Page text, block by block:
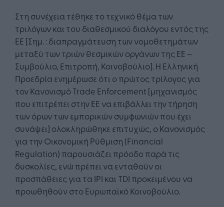
Στη συνέχεια τέθηκε το τεχνικό θέμα των
τριλόγων και του διαθεσμικού διαλόγου εντός της
ΕΕ [Σημ. : διαπραγμάτευση των νομοθετημάτων
μεταξύ των τριών θεσμικών οργάνων της ΕΕ –
Συμβούλιο, Επιτροπή, Κοινοβούλιο]. Η Ελληνική
Προεδρία ενημέρωσε ότι ο πρώτος τρίλογος για
τον Κανονισμό Trade Enforcement [μηχανισμός
που επιτρέπει στην ΕΕ να επιβάλλει την τήρηση
των όρων των εμπορικών συμφωνιών που έχει
συνάψει] ολοκληρώθηκε επιτυχώς, ο Κανονισμός
για την Οικονομική Ρύθμιση (Financial
Regulation) παρουσιάζει πρόοδο παρά τις
δυσκολίες, ενώ πρέπει να ενταθούν οι
προσπάθειες για τα IPI και TDI προκειμένου να
προωθηθούν στο Ευρωπαϊκό Κοινοβούλιο.